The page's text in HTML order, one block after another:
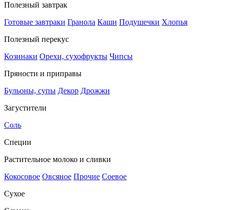
Полезный завтрак
Готовые завтраки Гранола Каши Подушечки Хлопья
Полезный перекус
Козинаки Орехи, сухофрукты Чипсы
Пряности и приправы
Бульоны, супы Декор Дрожжи
Загустители
Соль
Специи
Растительное молоко и сливки
Кокосовое Овсяное Прочие Соевое
Сухое